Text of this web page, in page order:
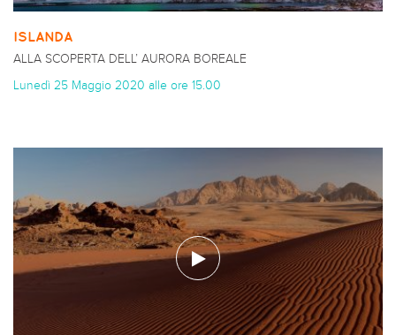
ISLANDA
ALLA SCOPERTA DELL’ AURORA BOREALE
Lunedì 25 Maggio 2020 alle ore 15.00